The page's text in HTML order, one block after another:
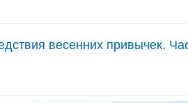
весенних привычек.